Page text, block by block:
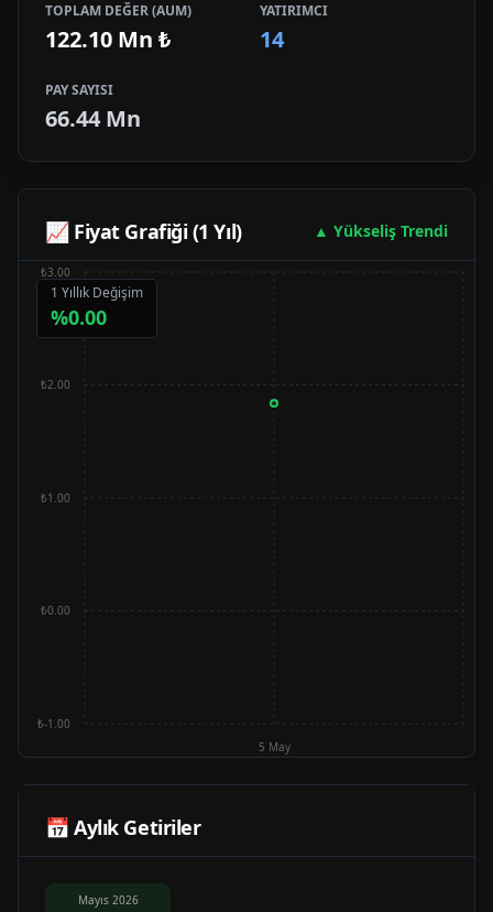
TOPLAM DEĞER (AUM)
122.10 Mn ₺
YATIRIMCI
14
PAY SAYISI
66.44 Mn
📈 Fiyat Grafiği (1 Yıl) ▲ Yükseliş Trendi
1 Yıllık Değişim
%0.00
5 May
₺-1.00
₺0.00
₺1.00
₺2.00
₺3.00
📅 Aylık Getiriler
Mayıs 2026